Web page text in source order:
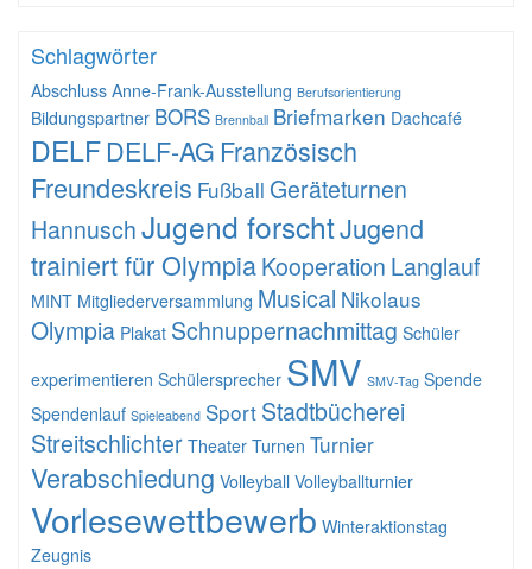
Schlagwörter
Abschluss Anne-Frank-Ausstellung Berufsorientierung
Bildungspartner BORS Brennball Briefmarken Dachcafé
DELFDELF-AG Französisch
Freundeskreis Fußball Geräteturnen
HannuschJugend forschtJugend
trainiert für OlympiaKooperation Langlauf
MINT Mitgliederversammlung Musical Nikolaus
Olympia Plakat Schnuppernachmittag Schüler
experimentieren Schülersprecher SMV SMV-Tag Spende
Spendenlauf Spieleabend Sport Stadtbücherei
Streitschlichter Theater Turnen Turnier
Verabschiedung Volleyball Volleyballturnier
Vorlesewettbewerb Winteraktionstag
Zeugnis